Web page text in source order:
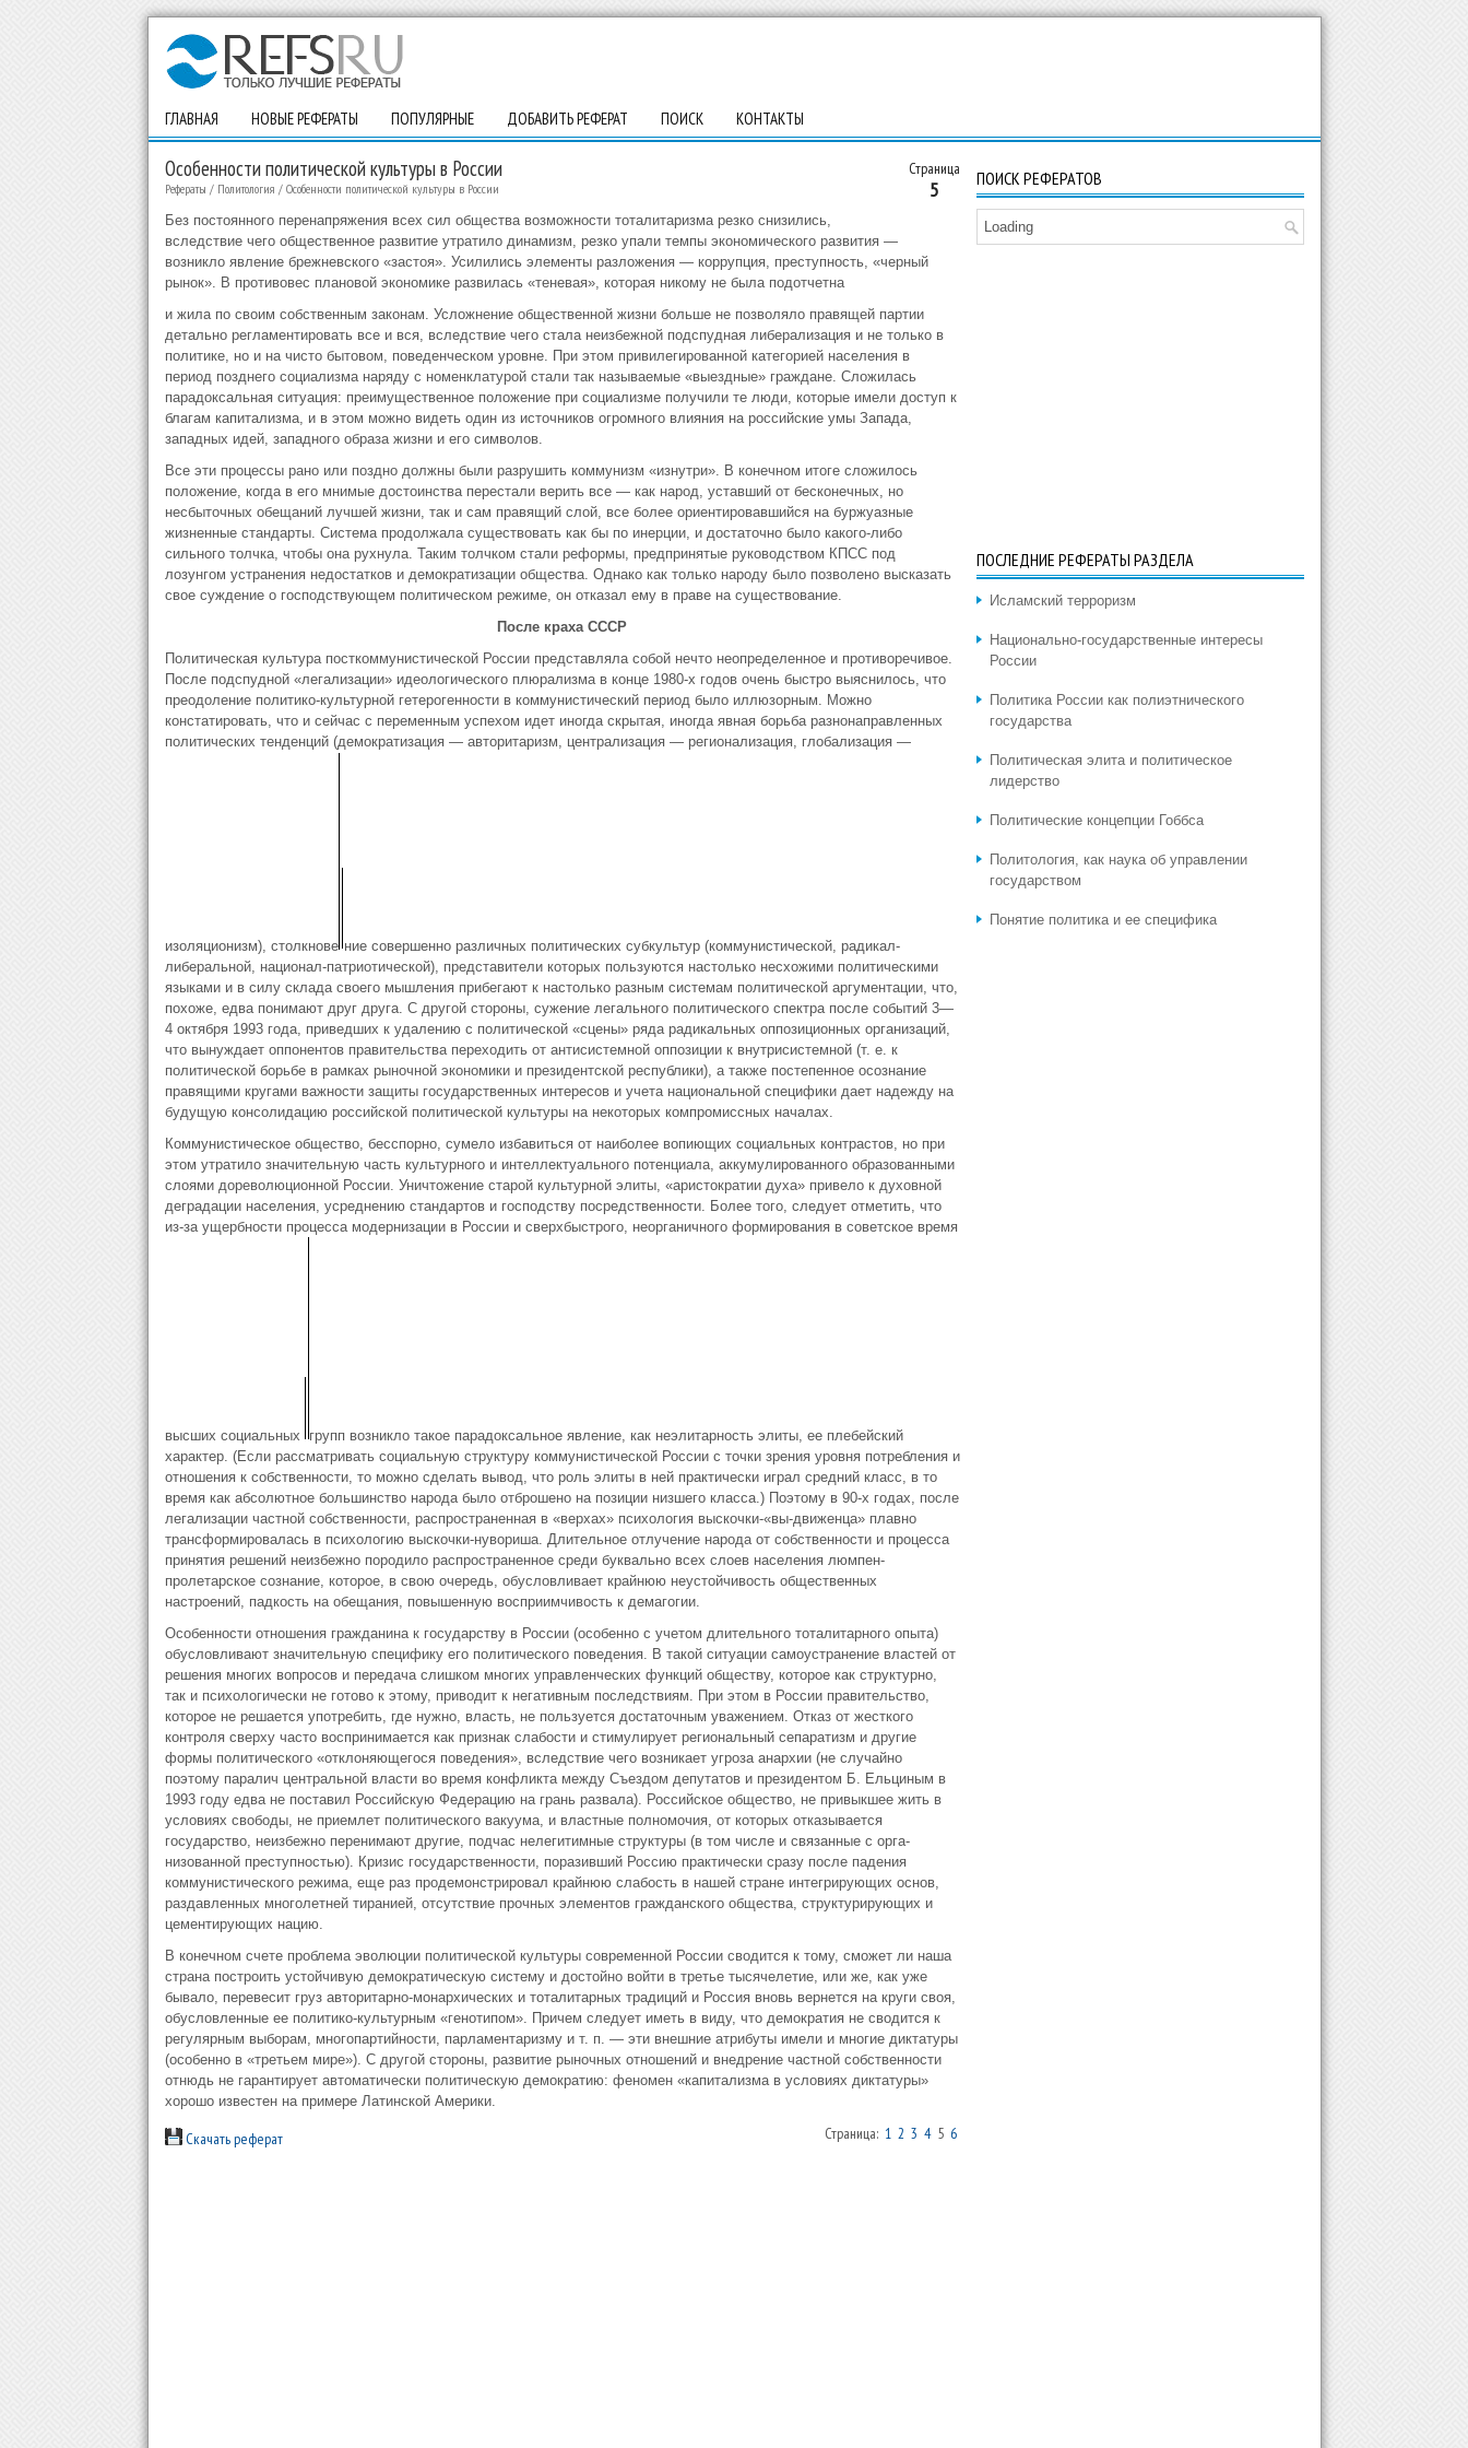
ГЛАВНАЯ НОВЫЕ РЕФЕРАТЫ ПОПУЛЯРНЫЕ ДОБАВИТЬ РЕФЕРАТ ПОИСК КОНТАКТЫ
Страница
5
Особенности политической культуры в России
Рефераты / Политология / Особенности политической культуры в России
Без постоянного перенапряжения всех сил общества возможности тоталитаризма резко снизились,
вследствие чего общественное раз­витие утратило динамизм, резко упали темпы экономического раз­вития —
возникло явление брежневского «застоя». Усилились эле­менты разложения — коррупция, преступность, «черный
рынок». В противовес плановой экономике развилась «теневая», которая ни­кому не была подотчетна
и жила по своим собственным законам. Усложнение общественной жизни больше не позволяло правящей партии
детально регламентировать все и вся, вследствие чего стала неизбежной подспудная либерализация и не только в
политике, но и на чисто бытовом, поведенческом уровне. При этом привилеги­рованной категорией населения в
период позднего социализма наряду с номенклатурой стали так называемые «выездные» граждане. Сло­жилась
парадоксальная ситуация: преимущественное положение при социализме получили те люди, которые имели доступ к
благам капитализма, и в этом можно видеть один из источников огромного влияния на российские умы Запада,
западных идей, западного образа жизни и его символов.
Все эти процессы рано или поздно должны были разрушить коммунизм «изнутри». В конечном итоге сложилось
положение, когда в его мнимые достоинства перестали верить все — как народ, уставший от бесконечных, но
несбыточных обещаний лучшей жизни, так и сам правящий слой, все более ориентировавшийся на буржу­азные
жизненные стандарты. Система продолжала существовать как бы по инерции, и достаточно было какого-либо
сильного толчка, чтобы она рухнула. Таким толчком стали реформы, предпринятые руководством КПСС под
лозунгом устранения недостатков и демок­ратизации общества. Однако как только народу было позволено высказать
свое суждение о господствующем политическом режиме, он отказал ему в праве на существование.
После краха СССР
Политическая культура посткоммунистической России представляла собой нечто неопределенное и противо­речивое.
После подспудной «легализации» идеологического плюра­лизма в конце 1980-х годов очень быстро выяснилось, что
преодо­ление политико-культурной гетерогенности в коммунистический пе­риод было иллюзорным. Можно
констатировать, что и сейчас с переменным успехом идет иногда скрытая, иногда явная борьба разнонаправленных
политических тенденций (демократизация — авторитаризм, централизация — регионализация, глобализация —
изоляционизм), столкнове ние совершенно различных политических субкультур (коммунистической, радикал-
либеральной, национал-патриотической), представители которых пользуются настолько не­схожими политическими
языками и в силу склада своего мышления прибегают к настолько разным системам политической аргумента­ции, что,
похоже, едва понимают друг друга. С другой стороны, сужение легального политического спектра после событий 3—
4 ок­тября 1993 года, приведших к удалению с политической «сцены» ряда радикальных оппозиционных организаций,
что вынуждает оп­понентов правительства переходить от антисистемной оппозиции к внутрисистемной (т. е. к
политической борьбе в рамках рыночной экономики и президентской республики), а также постепенное осоз­нание
правящими кругами важности защиты государственных ин­тересов и учета национальной специфики дает надежду на
будущую консолидацию российской политической культуры на некоторых компромиссных началах.
Коммунистическое общество, бесспорно, сумело избавиться от наиболее вопиющих социальных контрастов, но при
этом утратило значительную часть культурного и интеллектуального потенциала, аккумулированного образованными
слоями дореволюционной Рос­сии. Уничтожение старой культурной элиты, «аристократии духа» привело к духовной
деградации населения, усреднению стандартов и господству посредственности. Более того, следует отметить, что
из-за ущербности процесса модернизации в России и сверхбыстрого, неорганичного формирования в советское время
высших социальных групп возникло такое парадоксальное явление, как неэлитарность элиты, ее плебейский
характер. (Если рассматривать социальную структуру коммунистической России с точки зрения уровня потреб­ления и
отношения к собственности, то можно сделать вывод, что роль элиты в ней практически играл средний класс, в то
время как абсолютное большинство народа было отброшено на позиции низшего класса.) Поэтому в 90-х годах, после
легализации частной собст­венности, распространенная в «верхах» психология выскочки-«вы-движенца» плавно
трансформировалась в психологию выскочки-ну­вориша. Длительное отлучение народа от собственности и процесса
принятия решений неизбежно породило распространенное среди бук­вально всех слоев населения люмпен-
пролетарское сознание, кото­рое, в свою очередь, обусловливает крайнюю неустойчивость обще­ственных
настроений, падкость на обещания, повышенную воспри­имчивость к демагогии.
Особенности отношения гражданина к государству в России (осо­бенно с учетом длительного тоталитарного опыта)
обусловливают значительную специфику его политического поведения. В такой ситуации самоустранение властей от
решения многих вопросов и передача слишком многих управленческих функций обществу, ко­торое как структурно,
так и психологически не готово к этому, приводит к негативным последствиям. При этом в России прави­тельство,
которое не решается употребить, где нужно, власть, не пользуется достаточным уважением. Отказ от жесткого
контроля сверху часто воспринимается как признак слабости и стимулирует региональный сепаратизм и другие
формы политического «отклоня­ющегося поведения», вследствие чего возникает угроза анархии (не случайно
поэтому паралич центральной власти во время конфликта между Съездом депутатов и президентом Б. Ельциным в
1993 году едва не поставил Российскую Федерацию на грань развала). Рос­сийское общество, не привыкшее жить в
условиях свободы, не приемлет политического вакуума, и властные полномочия, от ко­торых отказывается
государство, неизбежно перенимают другие, подчас нелегитимные структуры (в том числе и связанные с орга­
низованной преступностью). Кризис государственности, поразивший Россию практически сразу после падения
коммунистического режи­ма, еще раз продемонстрировал крайнюю слабость в нашей стране интегрирующих основ,
раздавленных многолетней тиранией, отсут­ствие прочных элементов гражданского общества, структурирующих и
цементирующих нацию.
В конечном счете проблема эволюции политической культуры современной России сводится к тому, сможет ли наша
страна по­строить устойчивую демократическую систему и достойно войти в третье тысячелетие, или же, как уже
бывало, перевесит груз авто­ритарно-монархических и тоталитарных традиций и Россия вновь вернется на круги своя,
обусловленные ее политико-культурным «генотипом». Причем следует иметь в виду, что демократия не сводится к
регулярным выборам, многопартийности, парламента­ризму и т. п. — эти внешние атрибуты имели и многие диктатуры
(особенно в «третьем мире»). С другой стороны, развитие рыночных отношений и внедрение частной собственности
отнюдь не гаранти­рует автоматически политическую демократию: феномен «капита­лизма в условиях диктатуры»
хорошо известен на примере Латинской Америки.
Скачать реферат Страница: 1 2 3 45 6
ПОИСК РЕФЕРАТОВ
Loading
ПОСЛЕДНИЕ РЕФЕРАТЫ РАЗДЕЛА
Исламский терроризм
Национально-государственные интересы
России
Политика России как полиэтнического
государства
Политическая элита и политическое
лидерство
Политические концепции Гоббса
Политология, как наука об управлении
государством
Понятие политика и ее специфика